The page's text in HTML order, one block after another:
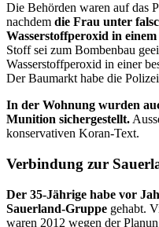
Die Behörden waren auf das
nachdem die Frau unter
Wasserstoffperoxid in
Stoff sei zum Bombenbau
Wasserstoffperoxid in einer
Der Baumarkt habe die
In der Wohnung wurden
Munition sichergestellt.
konservativen Koran-Text.
Verbindung zur
Der 35-Jährige habe vor
Sauerland-Gruppe gehabt.
waren 2012 wegen der